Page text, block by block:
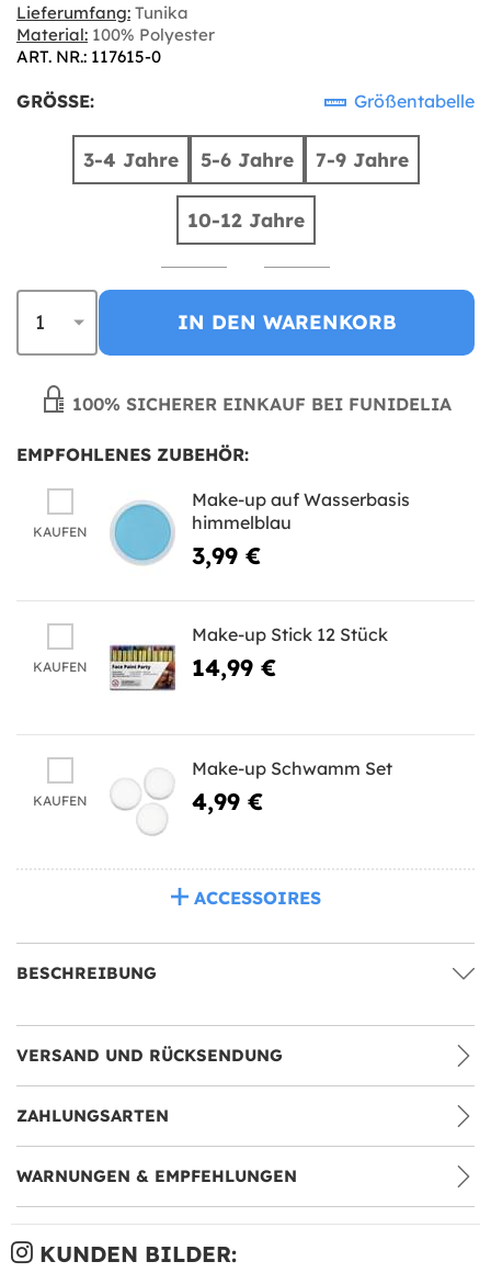
Lieferumfang: Tunika
Material: 100% Polyester
ART. NR.: 117615-0
GRÖSSE: Größentabelle
3-4 Jahre 5-6 Jahre 7-9 Jahre
10-12 Jahre
IN DEN WARENKORB
100% SICHERER EINKAUF BEI FUNIDELIA
EMPFOHLENES ZUBEHÖR:
KAUFEN
Make-up auf Wasserbasis
himmelblau
3,99 €
KAUFEN
Make-up Stick 12 Stück
14,99 €
KAUFEN
Make-up Schwamm Set
4,99 €
ACCESSOIRES
BESCHREIBUNG
VERSAND UND RÜCKSENDUNG
ZAHLUNGSARTEN
WARNUNGEN & EMPFEHLUNGEN
KUNDEN BILDER: